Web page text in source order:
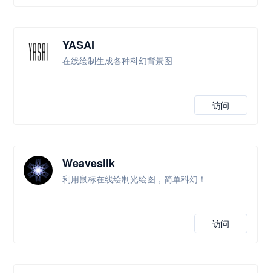
YASAI
在线绘制生成各种科幻背景图
访问
Weavesilk
利用鼠标在线绘制光绘图，简单科幻！
访问